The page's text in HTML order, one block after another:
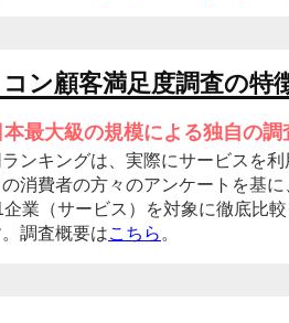
ン顧客満足度調査の特
本最大級の規模による独自の調
ランキングは、実際にサービスを
消費者の方々のアンケートを基に
企業（サービス）を対象に徹底比較
調査概要はこちら 。